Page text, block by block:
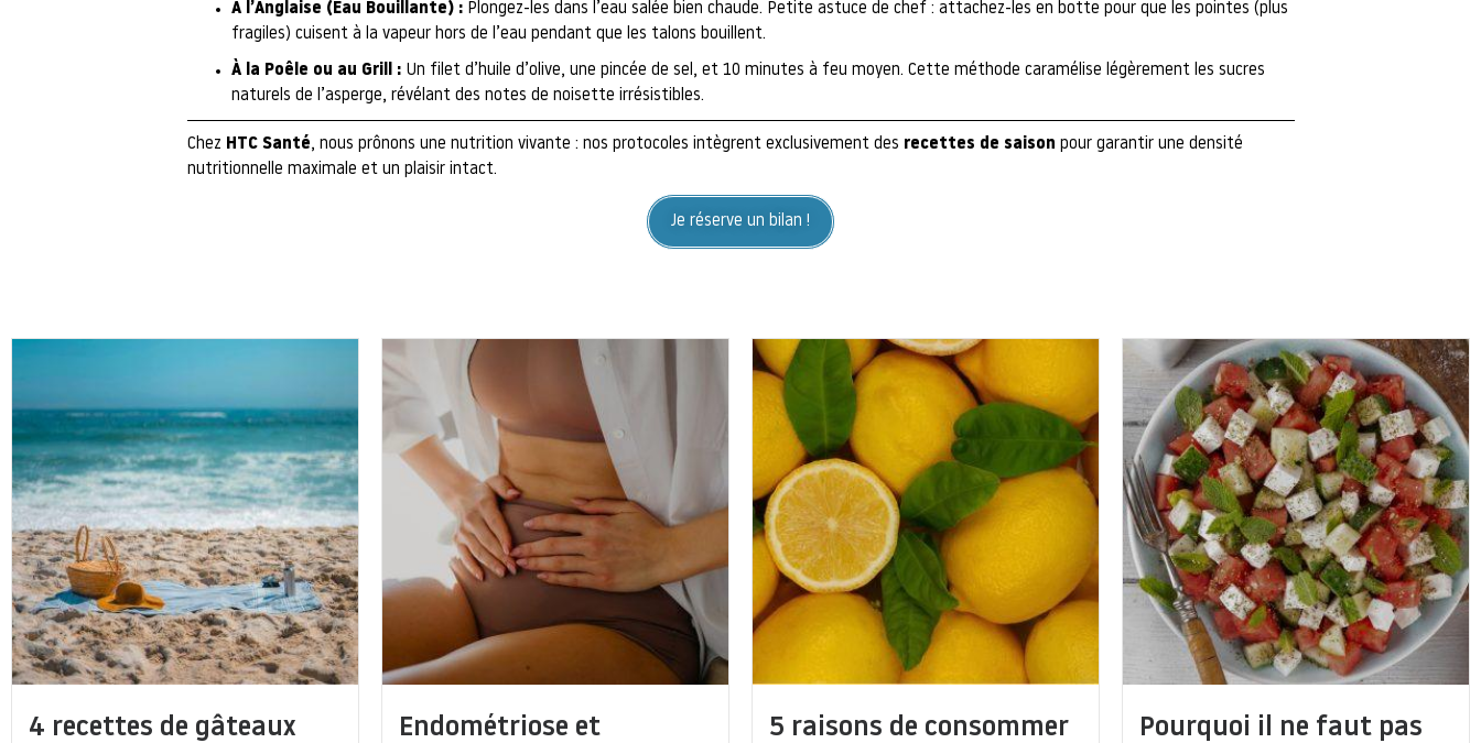
À l’Anglaise (Eau Bouillante) :Plongez-les dans l’eau salée bien chaude. Petite astuce de chef : attachez-les en botte pour que les pointes (plus
fragiles) cuisent à la vapeur hors de l’eau pendant que les talons bouillent.
À la Poêle ou au Grill :Un filet d’huile d’olive, une pincée de sel, et 10 minutes à feu moyen. Cette méthode caramélise légèrement les sucres
naturels de l’asperge, révélant des notes de noisette irrésistibles.
Chez HTC Santé, nous prônons une nutrition vivante : nos protocoles intègrent exclusivement des recettes de saison pour garantir une densité
nutritionnelle maximale et un plaisir intact.
Je réserve un bilan !
4 recettes de gâteaux
Endométriose et
5 raisons de consommer
Pourquoi il ne faut pas